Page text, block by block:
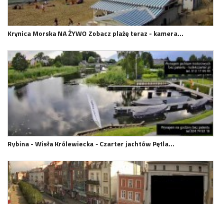
Krynica Morska NA ŻYWO Zobacz plażę teraz - kamera…
Rybina - Wisła Królewiecka - Czarter jachtów Pętla…